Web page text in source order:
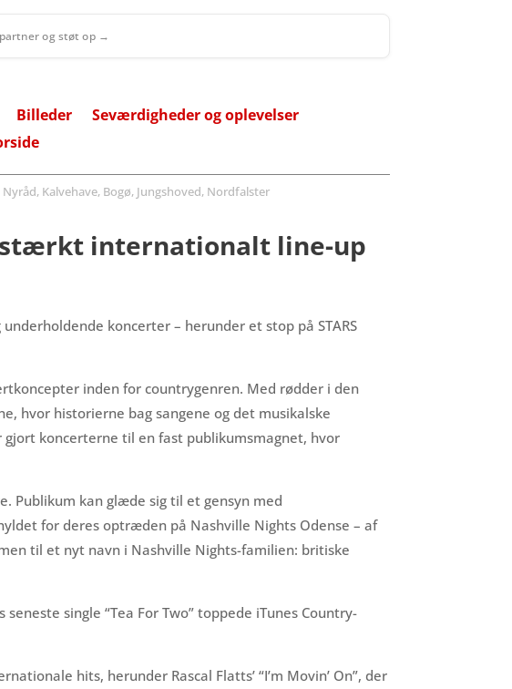
og støt op →
Billeder
Seværdigheder og oplevelser
Kalvehave, Bogø, Jungshoved, Nordfalster
stærkt internationalt line-up
koncerter – herunder et stop på STARS
inden for countrygenren. Med rødder i den
hvor historierne bag sangene og det musikalske
koncerterne til en fast publikumsmagnet, hvor
Publikum kan glæde sig til et gensyn med
for deres optræden på Nashville Nights Odense – af
til et nyt navn i Nashville Nights-familien: britiske
single “Tea For Two” toppede iTunes Country-
hits, herunder Rascal Flatts’ “I’m Movin’ On”, der